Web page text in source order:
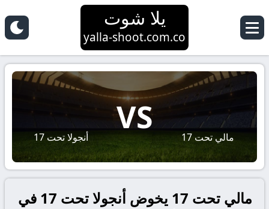
يلا شوت
yalla-shoot.com.co
مالي تحت 17
VS
أنجولا تحت 17
مالي تحت 17 يخوض أنجولا تحت 17 في